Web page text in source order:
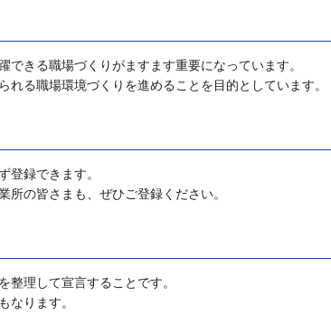
きる職場づくりがますます重要になっています。
る職場環境づくりを進めることを目的としています。
登録できます。
所の皆さまも、ぜひご登録ください。
整理して宣言することです。
なります。